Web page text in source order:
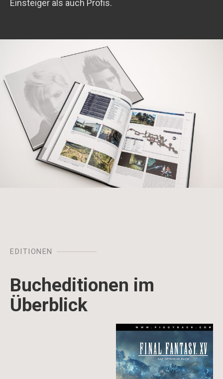
Einsteiger als auch Profis.
EDITIONEN
Bucheditionen im
Überblick